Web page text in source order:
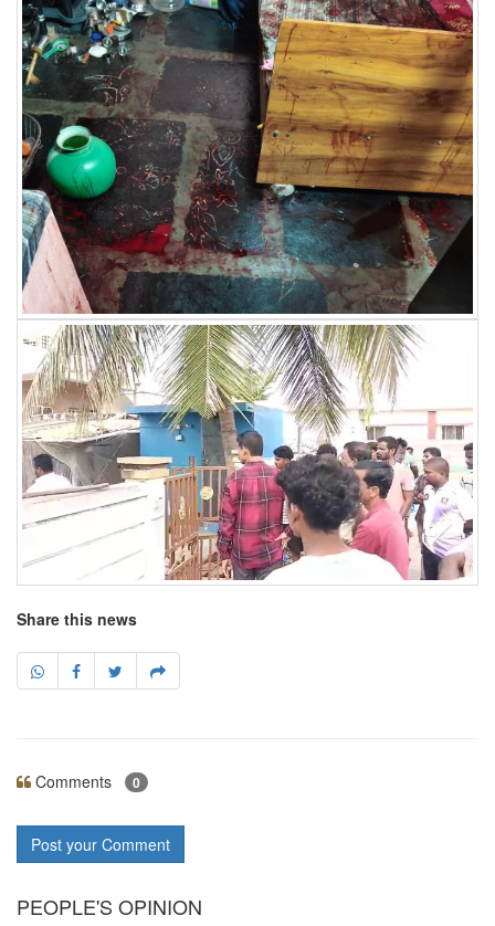
Share this news
Comments 0
Post your Comment
PEOPLE'S OPINION